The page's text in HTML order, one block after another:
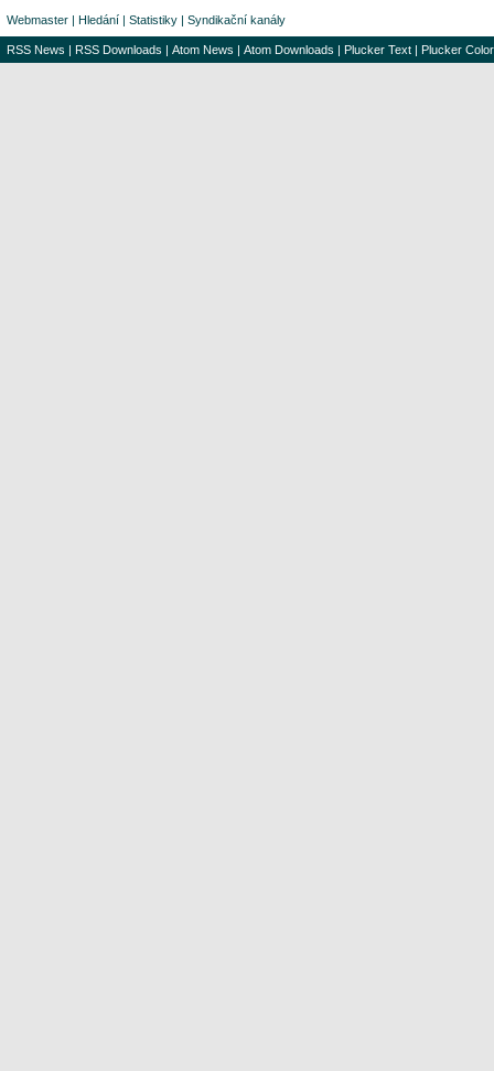
Webmaster | Hledání | Statistiky | Syndikační kanály
RSS News | RSS Downloads | Atom News | Atom Downloads | Plucker Text | Plucker Color